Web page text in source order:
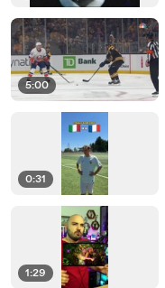
5:00
0:31
1:29